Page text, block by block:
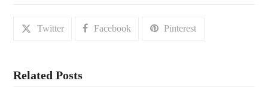
Twitter Facebook Pinterest
Related Posts